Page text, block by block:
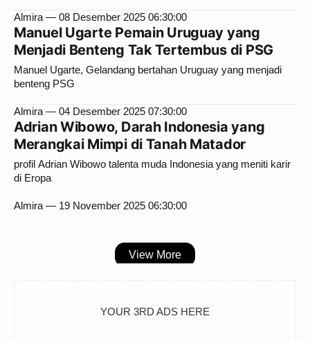
Almira 08 Desember 2025 06:30:00
Manuel Ugarte Pemain Uruguay yang
Menjadi Benteng Tak Tertembus di PSG
Manuel Ugarte, Gelandang bertahan Uruguay yang menjadi
benteng PSG
Almira 04 Desember 2025 07:30:00
Adrian Wibowo, Darah Indonesia yang
Merangkai Mimpi di Tanah Matador
profil Adrian Wibowo talenta muda Indonesia yang meniti karir
di Eropa
Almira 19 November 2025 06:30:00
View More
YOUR 3RD ADS HERE